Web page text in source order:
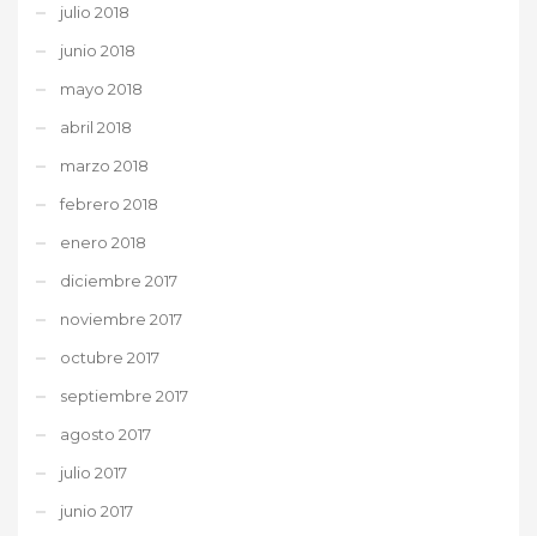
julio 2018
junio 2018
mayo 2018
abril 2018
marzo 2018
febrero 2018
enero 2018
diciembre 2017
noviembre 2017
octubre 2017
septiembre 2017
agosto 2017
julio 2017
junio 2017